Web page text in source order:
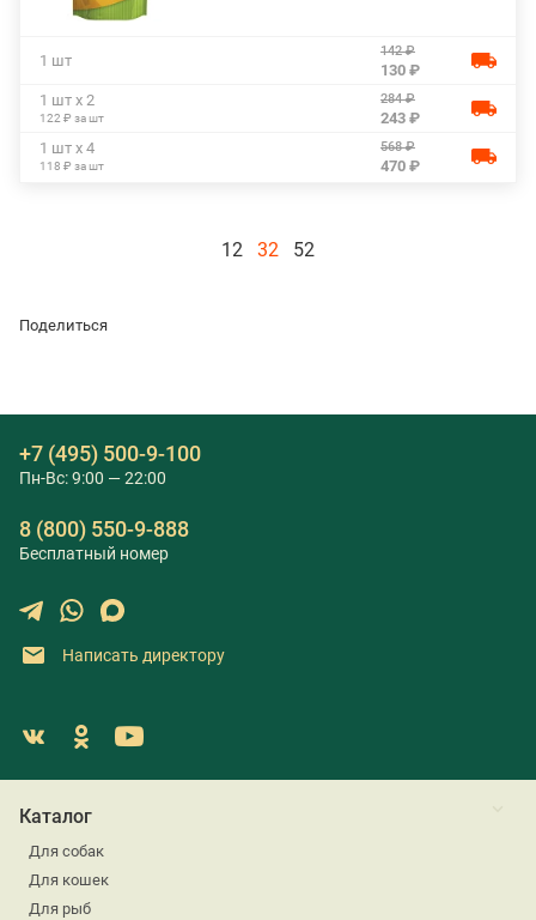
1 шт
142 ₽
130 ₽
1 шт х 2
122 ₽ за шт
284 ₽
243 ₽
1 шт х 4
118 ₽ за шт
568 ₽
470 ₽
12 32 52
Поделиться
+7 (495) 500-9-100
Пн-Вс: 9:00 — 22:00
8 (800) 550-9-888
Бесплатный номер
Написать директору
Каталог
Для собак
Для кошек
Для рыб